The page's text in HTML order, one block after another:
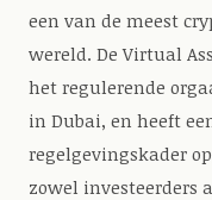
een van de meest
wereld. De Virtual
het regulerende
in Dubai, en heeft
regelgevingskader
zowel investeerders